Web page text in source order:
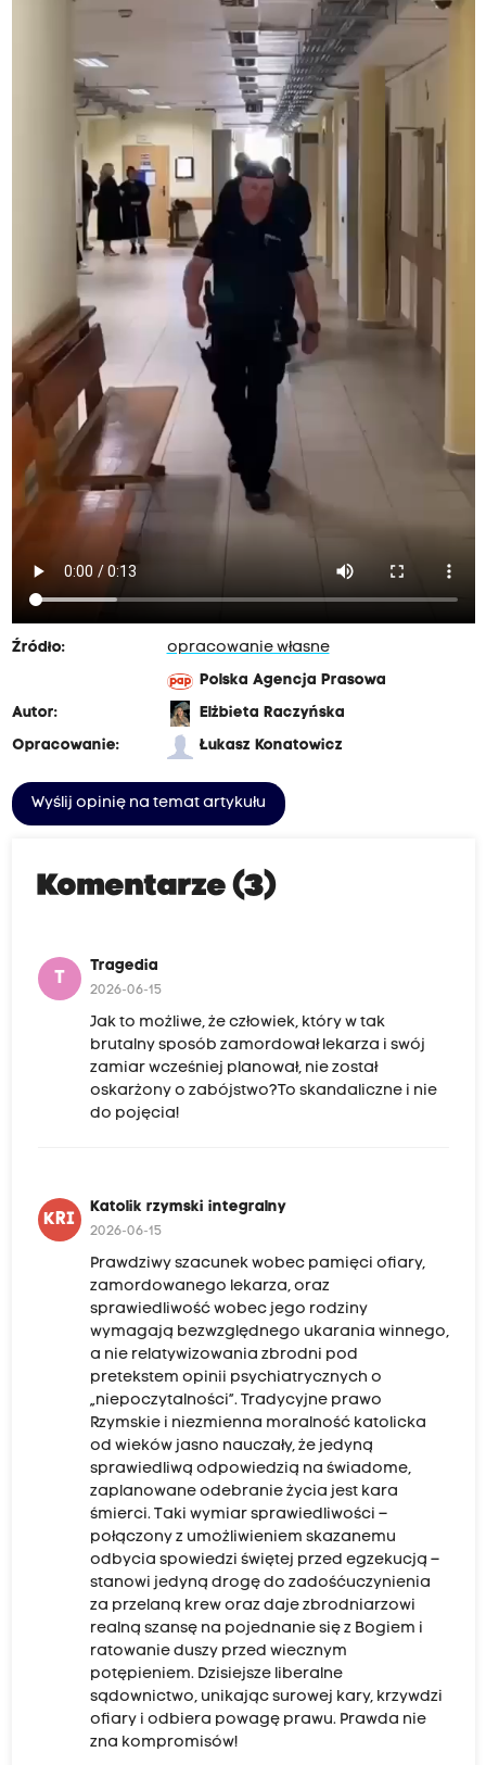
Źródło:
opracowanie własne
Polska Agencja Prasowa
Autor:
Elżbieta Raczyńska
Opracowanie:
Łukasz Konatowicz
Wyślij opinię na temat artykułu
Komentarze (3)
T
Tragedia
2026-06-15
Jak to możliwe, że człowiek, który w tak
brutalny sposób zamordował lekarza i swój
zamiar wcześniej planował, nie został
oskarżony o zabójstwo?To skandaliczne i nie
do pojęcia!
KRI
Katolik rzymski integralny
2026-06-15
Prawdziwy szacunek wobec pamięci ofiary,
zamordowanego lekarza, oraz
sprawiedliwość wobec jego rodziny
wymagają bezwzględnego ukarania winnego,
a nie relatywizowania zbrodni pod
pretekstem opinii psychiatrycznych o
„niepoczytalności”. Tradycyjne prawo
Rzymskie i niezmienna moralność katolicka
od wieków jasno nauczały, że jedyną
sprawiedliwą odpowiedzią na świadome,
zaplanowane odebranie życia jest kara
śmierci. Taki wymiar sprawiedliwości –
połączony z umożliwieniem skazanemu
odbycia spowiedzi świętej przed egzekucją –
stanowi jedyną drogę do zadośćuczynienia
za przelaną krew oraz daje zbrodniarzowi
realną szansę na pojednanie się z Bogiem i
ratowanie duszy przed wiecznym
potępieniem. Dzisiejsze liberalne
sądownictwo, unikając surowej kary, krzywdzi
ofiary i odbiera powagę prawu. Prawda nie
zna kompromisów!